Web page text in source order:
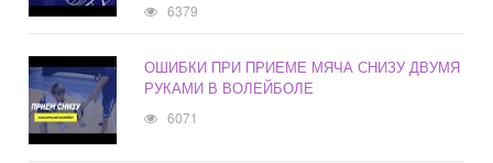
6379
ОШИБКИ ПРИ ПРИЕМЕ МЯЧА СНИЗУ ДВУМЯ
РУКАМИ В ВОЛЕЙБОЛЕ
6071